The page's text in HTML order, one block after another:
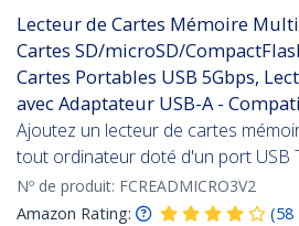
Lecteur de Cartes Mémoire
Cartes SD/microSD/
Cartes Portables USB 5Gbps,
avec Adaptateur USB-A -
Ajoutez un lecteur de cartes
tout ordinateur doté d'un port USB
Nº de produit: FCREADMICRO3V2
Amazon Rating:
(58